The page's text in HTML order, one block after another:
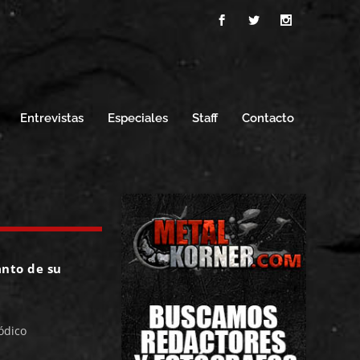
Entrevistas Especiales Staff Contacto
de su